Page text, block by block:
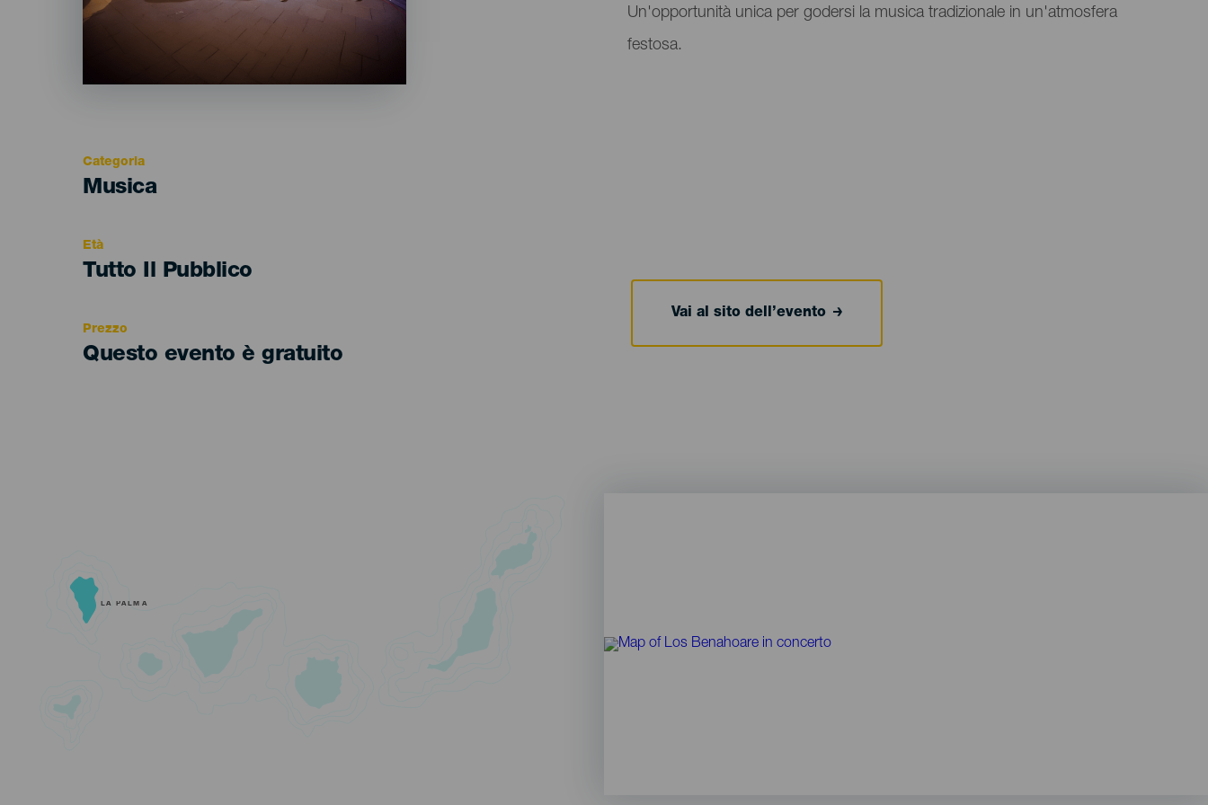
Un'opportunità unica per godersi la musica tradizionale in un'atmosfera
festosa.
Categoria
Categoría
Musica
Età
Edad
Tutto Il Pubblico
Prezzo
Questo evento è gratuito
Vai al sito dell’evento
LA PALMA